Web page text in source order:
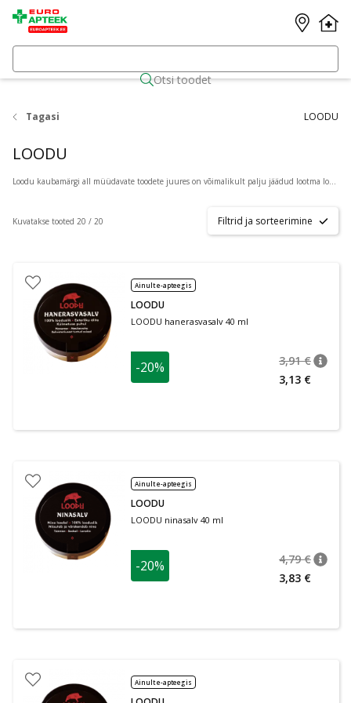
Otsi toodet
Tagasi LOODU
LOODU
Loodu kaubamärgi all müüdavate toodete juures on võimalikult palju jäädud lootma looduse tarkusele selles, mida ta on loonud. Loodu kaubamärgiga tooted on looduslähedased ja puhtad inimese ülemäärasest loomingust ja kätetööst. Otse loodusest pärinevate ja Loodu nimetuse alla käivate toodete märgiks on metssiga, kes sümboliseerib looduslikkust ja looduses peituvat jõudu ehk väge.
Kuvatakse tooted 20 / 20 Filtrid ja sorteerimine
Ainult e-apteegis
LOODU
LOODU hanerasvasalv 40 ml
-20% 3,91 €
3,13 €
Ainult e-apteegis
LOODU
LOODU ninasalv 40 ml
-20% 4,79 €
3,83 €
Ainult e-apteegis